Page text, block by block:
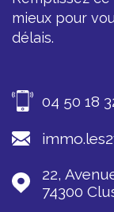
mieux pour
délais.
04 50 18
22,
74300